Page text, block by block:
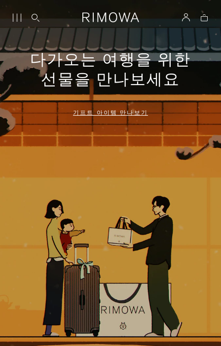
다가오는 여행을 위한
선물을 만나보세요
기프트 아이템 만나보기